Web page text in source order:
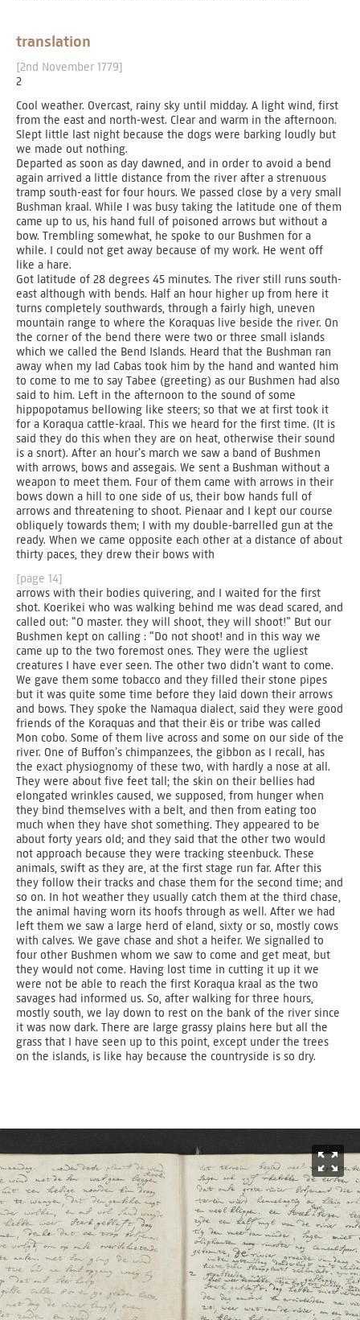
translation
[2nd November 1779]
2
Cool weather. Overcast, rainy sky until midday. A light wind, first
from the east and north-west. Clear and warm in the afternoon.
Slept little last night because the dogs were barking loudly but
we made out nothing.
Departed as soon as day dawned, and in order to avoid a bend
again arrived a little distance from the river after a strenuous
tramp south-east for four hours. We passed close by a very small
Bushman kraal. While I was busy taking the latitude one of them
came up to us, his hand full of poisoned arrows but without a
bow. Trembling somewhat, he spoke to our Bushmen for a
while. I could not get away because of my work. He went off
like a hare.
Got latitude of 28 degrees 45 minutes. The river still runs south-
east although with bends. Half an hour higher up from here it
turns completely southwards, through a fairly high, uneven
mountain range to where the Koraquas live beside the river. On
the corner of the bend there were two or three small islands
which we called the Bend Islands. Heard that the Bushman ran
away when my lad Cabas took him by the hand and wanted him
to come to me to say Tabee (greeting) as our Bushmen had also
said to him. Left in the afternoon to the sound of some
hippopotamus bellowing like steers; so that we at first took it
for a Koraqua cattle-kraal. This we heard for the first time. (It is
said they do this when they are on heat, otherwise their sound
is a snort). After an hour’s march we saw a band of Bushmen
with arrows, bows and assegais. We sent a Bushman without a
weapon to meet them. Four of them came with arrows in their
bows down a hill to one side of us, their bow hands full of
arrows and threatening to shoot. Pienaar and I kept our course
obliquely towards them; I with my double-barrelled gun at the
ready. When we came opposite each other at a distance of about
thirty paces, they drew their bows with
[page 14]
arrows with their bodies quivering, and I waited for the first
shot. Koerikei who was walking behind me was dead scared, and
called out: “O master. they will shoot, they will shoot!” But our
Bushmen kept on calling : “Do not shoot! and in this way we
came up to the two foremost ones. They were the ugliest
creatures I have ever seen. The other two didn’t want to come.
We gave them some tobacco and they filled their stone pipes
but it was quite some time before they laid down their arrows
and bows. They spoke the Namaqua dialect, said they were good
friends of the Koraquas and that their ëis or tribe was called
Mon cobo. Some of them live across and some on our side of the
river. One of Buffon’s chimpanzees, the gibbon as I recall, has
the exact physiognomy of these two, with hardly a nose at all.
They were about five feet tall; the skin on their bellies had
elongated wrinkles caused, we supposed, from hunger when
they bind themselves with a belt, and then from eating too
much when they have shot something. They appeared to be
about forty years old; and they said that the other two would
not approach because they were tracking steenbuck. These
animals, swift as they are, at the first stage run far. After this
they follow their tracks and chase them for the second time; and
so on. In hot weather they usually catch them at the third chase,
the animal having worn its hoofs through as well. After we had
left them we saw a large herd of eland, sixty or so, mostly cows
with calves. We gave chase and shot a heifer. We signalled to
four other Bushmen whom we saw to come and get meat, but
they would not come. Having lost time in cutting it up it we
were not be able to reach the first Koraqua kraal as the two
savages had informed us. So, after walking for three hours,
mostly south, we lay down to rest on the bank of the river since
it was now dark. There are large grassy plains here but all the
grass that I have seen up to this point, except under the trees
on the islands, is like hay because the countryside is so dry.